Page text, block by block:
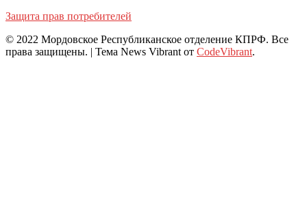
Защита прав потребителей
© 2022 Мордовское Республиканское отделение КПРФ. Все
права защищены. | Тема News Vibrant от CodeVibrant.